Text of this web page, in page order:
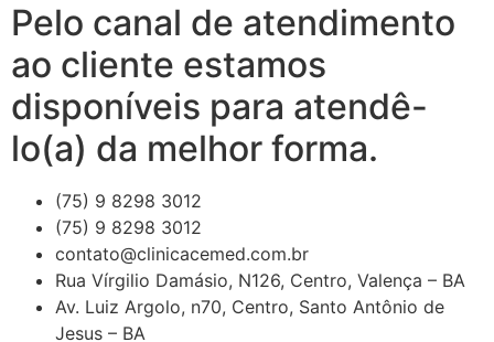
Pelo canal de atendimento
ao cliente estamos
disponíveis para atendê-
lo(a) da melhor forma.
(75) 9 8298 3012
(75) 9 8298 3012
contato@clinicacemed.com.br
Rua Vírgilio Damásio, N126, Centro, Valença – BA
Av. Luiz Argolo, n70, Centro, Santo Antônio de
Jesus – BA